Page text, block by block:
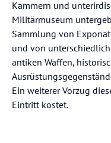
Kammern und
Militärmuseum
Sammlung von
und von
antiken Waffen,
Ein weiterer Vorzug
Eintritt kostet.